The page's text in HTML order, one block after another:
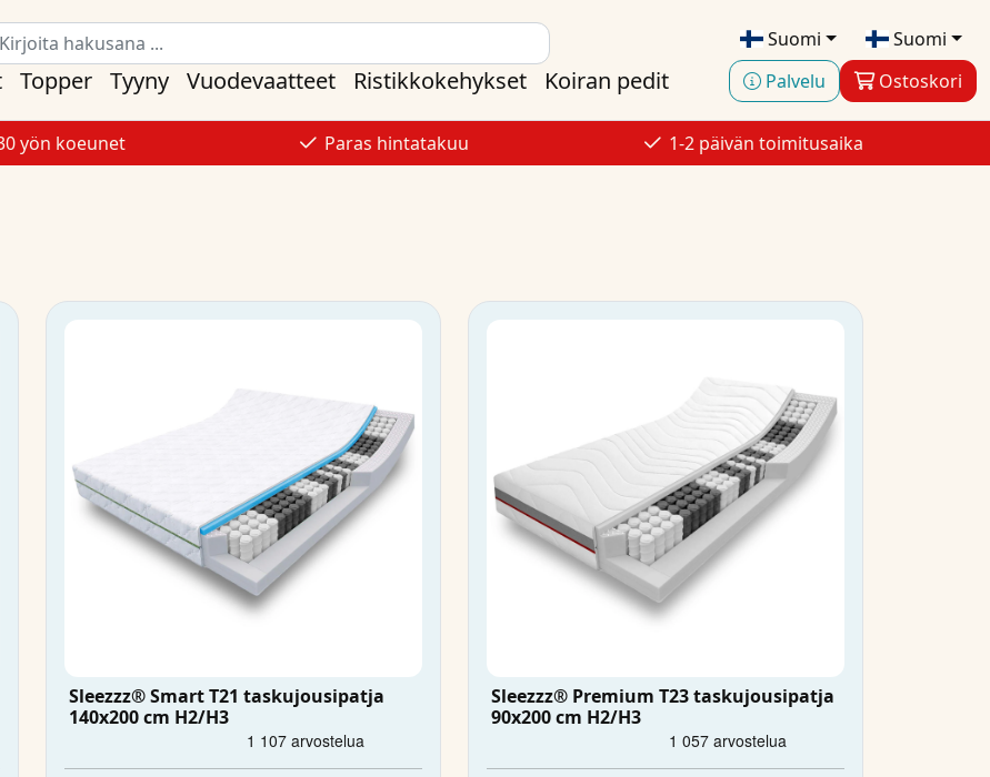
Suomi
Suomi
Palvelu
Ostoskori
Topper Tyyny Vuodevaatteet Ristikkokehykset Koiran pedit
yön koeunet Paras hintatakuu 1-2 päivän toimitusaika
Sleezzz® Smart T21 taskujousipatja
140x200 cm H2/H3
Sleezzz® Premium T23 taskujousipatja
90x200 cm H2/H3